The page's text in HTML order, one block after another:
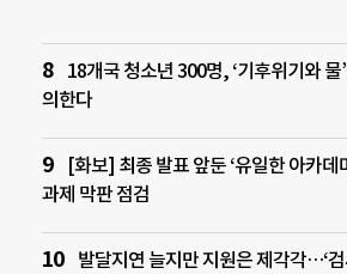
18개국 청소년 300명, ‘기후위기와 물
의한다
[화보] 최종 발표 앞둔 ‘유일한 아카데
과제 막판 점검
발달지연 늘지만 지원은 제각각…‘검